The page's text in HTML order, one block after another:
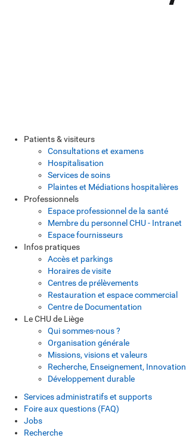
Patients & visiteurs
Consultations et examens
Hospitalisation
Services de soins
Plaintes et Médiations hospitalières
Professionnels
Espace professionnel de la santé
Membre du personnel CHU - Intranet
Espace fournisseurs
Infos pratiques
Accès et parkings
Horaires de visite
Centres de prélèvements
Restauration et espace commercial
Centre de Documentation
Le CHU de Liège
Qui sommes-nous ?
Organisation générale
Missions, visions et valeurs
Recherche, Enseignement, Innovation
Développement durable
Services administratifs et supports
Foire aux questions (FAQ)
Jobs
Recherche